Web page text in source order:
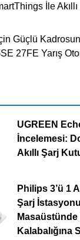
İle
Güçlü
27FE Yarış
UGREEN
İncelemesi:
Akıllı Şarj
Philips 3’ü 1
Şarj
Kalabalığına